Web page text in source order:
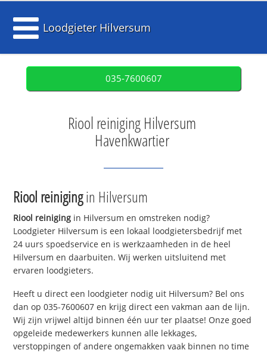
Loodgieter Hilversum
035-7600607
Riool reiniging Hilversum
Havenkwartier
Riool reinigingin Hilversum
Riool reiniging in Hilversum en omstreken nodig?
Loodgieter Hilversum is een lokaal loodgietersbedrijf met
24 uurs spoedservice en is werkzaamheden in de heel
Hilversum en daarbuiten. Wij werken uitsluitend met
ervaren loodgieters.
Heeft u direct een loodgieter nodig uit Hilversum? Bel ons
dan op 035-7600607 en krijg direct een vakman aan de lijn.
Wij zijn vrijwel altijd binnen één uur ter plaatse! Onze goed
opgeleide medewerkers kunnen alle lekkages,
verstoppingen of andere ongemakken vaak binnen no time